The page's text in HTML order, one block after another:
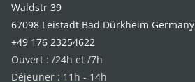
Waldstr 39
67098 Leistadt Bad Dürkheim Germany
+49 176 23254622
Ouvert : /24h et /7h
Déjeuner : 11h - 14h